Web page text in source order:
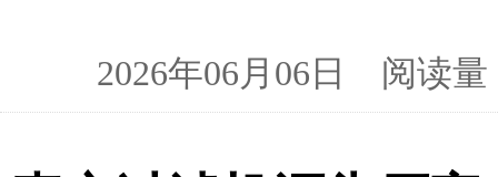
2026年06月06日 阅读